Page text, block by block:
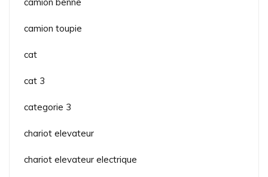
camion toupie
cat
cat 3
categorie 3
chariot elevateur
chariot elevateur electrique